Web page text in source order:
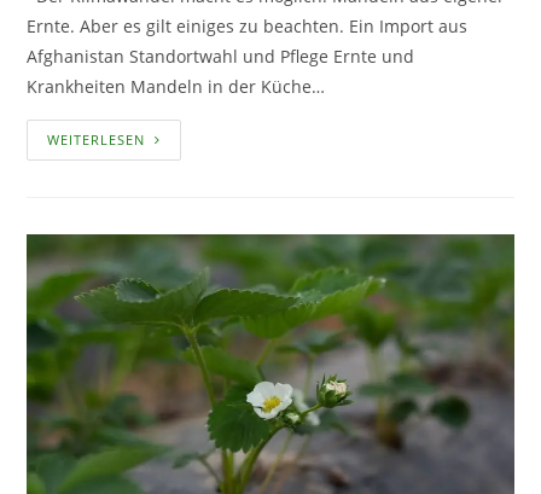
Ernte. Aber es gilt einiges zu beachten. Ein Import aus
Afghanistan Standortwahl und Pflege Ernte und
Krankheiten Mandeln in der Küche…
WEITERLESEN MANDELN
AUS